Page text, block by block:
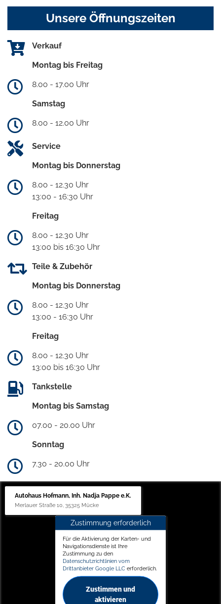
Unsere Öffnungszeiten
Verkauf
Montag bis Freitag
8.00 - 17.00 Uhr
Samstag
8.00 - 12.00 Uhr
Service
Montag bis Donnerstag
8.00 - 12.30 Uhr
13:00 - 16:30 Uhr
Freitag
8.00 - 12.30 Uhr
13:00 bis 16:30 Uhr
Teile & Zubehör
Montag bis Donnerstag
8.00 - 12.30 Uhr
13:00 - 16:30 Uhr
Freitag
8.00 - 12.30 Uhr
13:00 bis 16:30 Uhr
Tankstelle
Montag bis Samstag
07.00 - 20.00 Uhr
Sonntag
7.30 - 20.00 Uhr
Autohaus Hofmann, Inh. Nadja Pappe e.K.
Merlauer Straße 10, 35325 Mücke
Zustimmung erforderlich
Für die Aktivierung der Karten- und
Navigationsdienste ist Ihre
Zustimmung zu den
Datenschutzrichtlinien vom
Drittanbieter Google LLC erforderlich.
Zustimmen und
aktivieren